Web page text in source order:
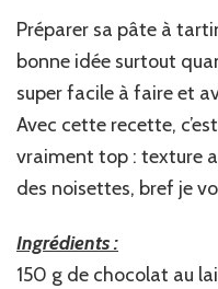
Préparer sa pâte à
bonne idée surtout
super facile à faire et
Avec cette recette,
vraiment top : texture
des noisettes, bref je
Ingrédients :
150 g de chocolat au